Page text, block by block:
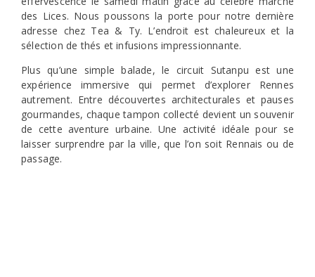
des Lices. Nous poussons la porte pour notre dernière
adresse chez Tea & Ty. L’endroit est chaleureux et la
sélection de thés et infusions impressionnante.
Plus qu’une simple balade, le circuit Sutanpu est une
expérience immersive qui permet d’explorer Rennes
autrement. Entre découvertes architecturales et pauses
gourmandes, chaque tampon collecté devient un souvenir
de cette aventure urbaine. Une activité idéale pour se
laisser surprendre par la ville, que l’on soit Rennais ou de
passage.